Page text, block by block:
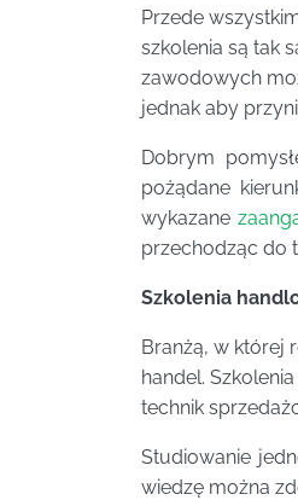
Przede
szkolenia są tak
zawodowych
jednak aby
Dobrym
pożądane
wykazane
przechodząc do
Szkolenia
Branżą, w której
handel.
technik
Studiowanie
wiedzę można